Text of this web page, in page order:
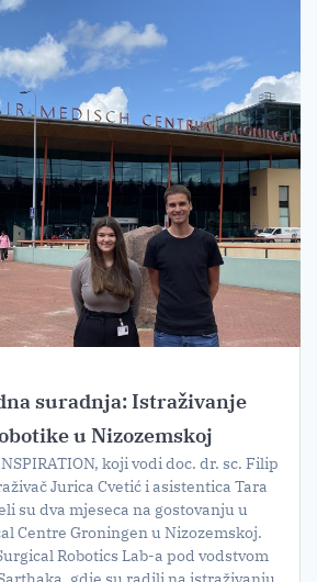
suradnja: Istraživanje
u Nizozemskoj
koji vodi doc. dr. sc. Filip
Jurica Cvetić i asistentica Tara
su dva mjeseca na gostovanju u
Centre Groningen u Nizozemskoj.
Robotics Lab-a pod vodstvom